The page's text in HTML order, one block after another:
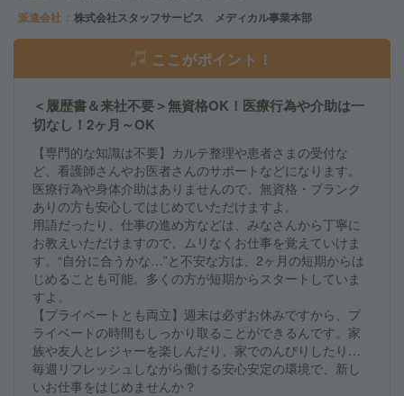
派遣会社
株式会社スタッフサービス メディカル事業本部
ここがポイント！
＜履歴書＆来社不要＞無資格OK！医療行為や介助は一
切なし！2ヶ月～OK
【専門的な知識は不要】カルテ整理や患者さまの受付な
ど、看護師さんやお医者さんのサポートなどになります。
医療行為や身体介助はありませんので、無資格・ブランク
ありの方も安心してはじめていただけますよ。
用語だったり、仕事の進め方などは、みなさんから丁寧に
お教えいただけますので、ムリなくお仕事を覚えていけま
す。“自分に合うかな…”と不安な方は、2ヶ月の短期からは
じめることも可能。多くの方が短期からスタートしていま
すよ。
【プライベートとも両立】週末は必ずお休みですから、プ
ライベートの時間もしっかり取ることができるんです。家
族や友人とレジャーを楽しんだり、家でのんびりしたり…
毎週リフレッシュしながら働ける安心安定の環境で、新し
いお仕事をはじめませんか？